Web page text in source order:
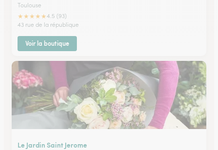
Toulouse
★★★★★4.5 (93)
43 rue de la république
Voir la boutique
Le Jardin Saint Jerome